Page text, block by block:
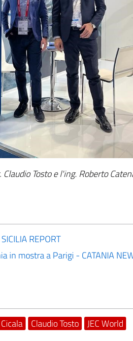
Tosto e l'ing. Roberto
REPORT
in mostra a Parigi - CATANIA
Claudio Tosto JEC World